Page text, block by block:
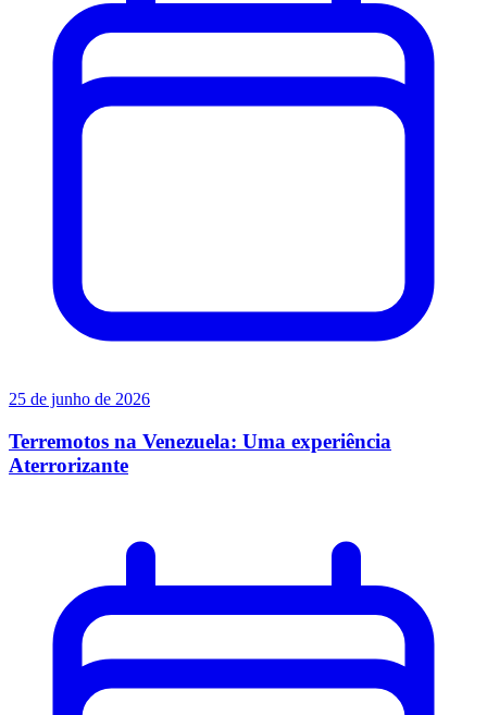
25 de junho de 2026
Terremotos na Venezuela: Uma experiência
Aterrorizante